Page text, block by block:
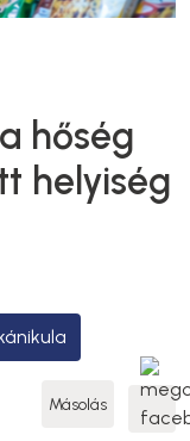
hőség
helyiség
Másolás